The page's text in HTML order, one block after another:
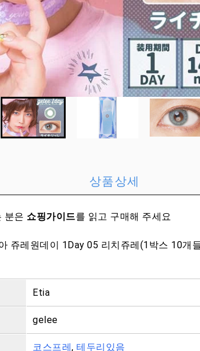
상품상세
분은 쇼핑가이드를 읽고 구매해 주세요
쥬레원데이 1Day 05 리치쥬레(1박스 10개
Etia
gelee
코스프레, 테두리있음